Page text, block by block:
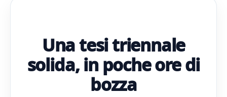
Una tesi triennale
solida, in poche ore di
bozza